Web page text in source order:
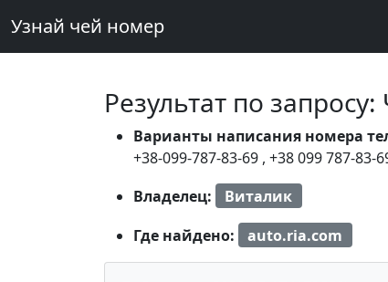
Узнай чей номер
Результат по
Варианты написания номера
+38-099-787-83-69 , +38 099 787-83-
Владелец:
Виталик
Где найдено:
auto.ria.com